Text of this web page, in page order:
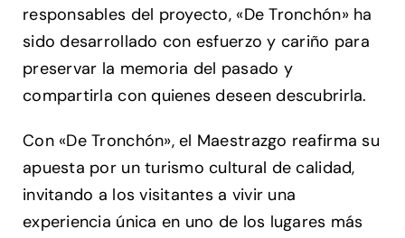
responsables del proyecto, «De Tronchón» ha
sido desarrollado con esfuerzo y cariño para
preservar la memoria del pasado y
compartirla con quienes deseen descubrirla.
Con «De Tronchón», el Maestrazgo reafirma su
apuesta por un turismo cultural de calidad,
invitando a los visitantes a vivir una
experiencia única en uno de los lugares más